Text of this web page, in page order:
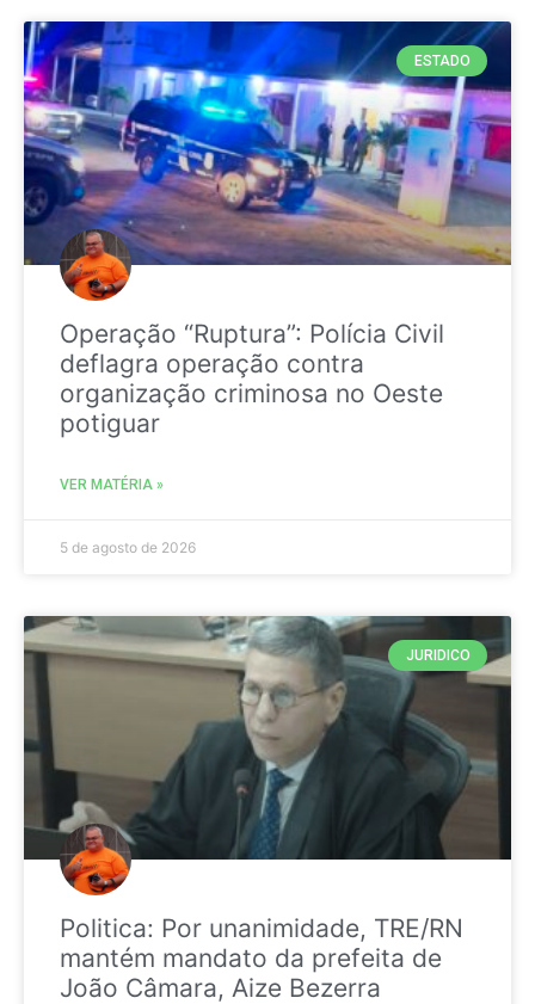
ESTADO
Operação “Ruptura”: Polícia Civil
deflagra operação contra
organização criminosa no Oeste
potiguar
VER MATÉRIA »
5 de agosto de 2026
JURIDICO
Politica: Por unanimidade, TRE/RN
mantém mandato da prefeita de
João Câmara, Aize Bezerra